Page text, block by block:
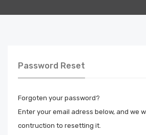
Password Reset
Forgoten your password?
Enter your email adress below, and we
contruction to resetting it.